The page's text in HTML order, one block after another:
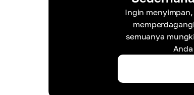
Ingin
semuanya